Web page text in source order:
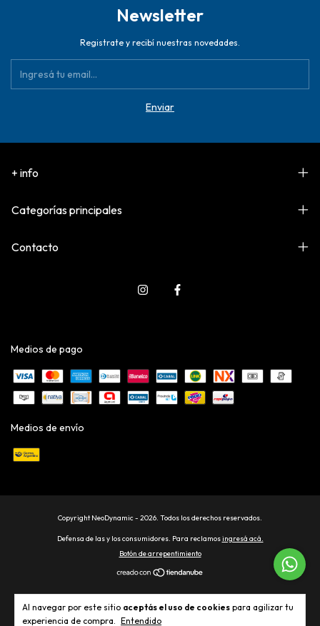
Al navegar por este sitio aceptás el uso de cookies para agilizar tu
experiencia de compra. Entendido
Newsletter
Registrate y recibí nuestras novedades.
+ info
Categorías principales
Contacto
Medios de pago
Medios de envío
Copyright NeoDynamic - 2026. Todos los derechos reservados.
Defensa de las y los consumidores. Para reclamosingresá acá.
Botón de arrepentimiento